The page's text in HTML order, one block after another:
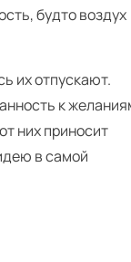
будто воздух
их отпускают.
к
них приносит
в самой